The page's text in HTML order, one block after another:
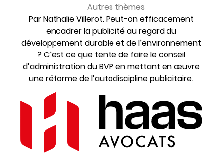
Autres thèmes
Par Nathalie Villerot. Peut-on efficacement
encadrer la publicité au regard du
développement durable et de l’environnement
? C’est ce que tente de faire le conseil
d’administration du BVP en mettant en œuvre
une réforme de l’autodiscipline publicitaire.